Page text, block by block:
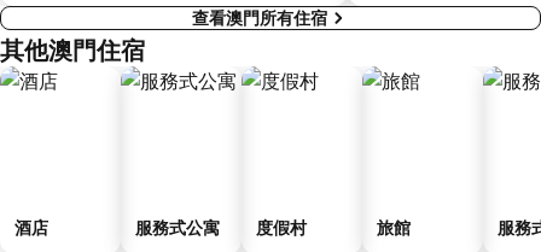
查看澳門所有住宿
其他澳門住宿
酒店 服務式公寓 度假村 旅館 服務